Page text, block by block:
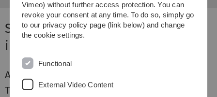
Seminar Harmonische Analyse
im Wintersemester 2011/12
Aktuelles
Termine und Räume
Vimeo) without further access protection. You can
revoke your consent at any time. To do so, simply go
to our privacy policy page (link below) and change
the cookie settings.
Functional
External Video Content